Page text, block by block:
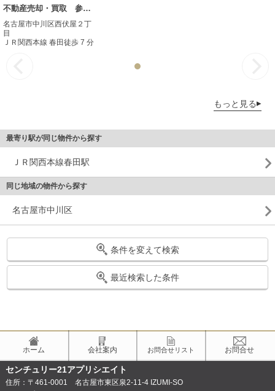
不動産売却・買取 参考事例
名古屋市中川区西伏屋２丁
目
ＪＲ関西本線 春田徒歩 7 分
もっと見る
最寄り駅が同じ物件から探す
ＪＲ関西本線春田駅
同じ地域の物件から探す
名古屋市中川区
条件を変えて検索
最近検索した条件
ホーム 会社案内 お問合せリスト お問合せ
センチュリー21アプリシエイト
住所：〒461-0001 名古屋市東区泉2-11-4 IZUMI-SO